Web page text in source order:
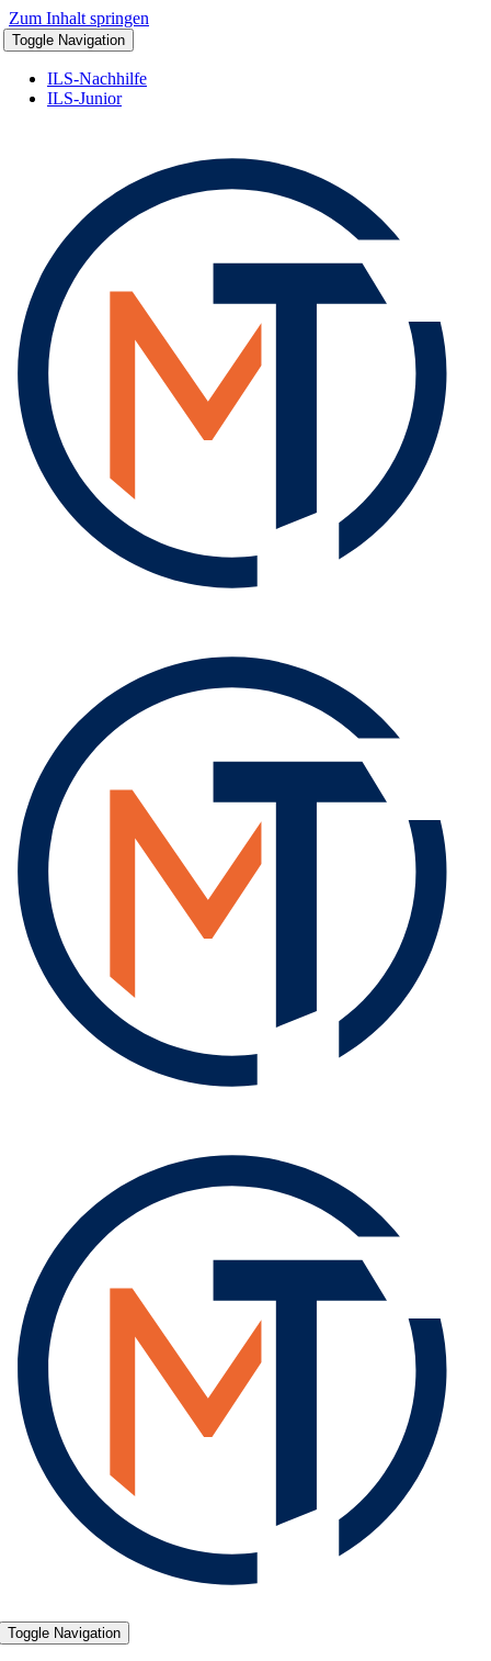
Zum Inhalt springen
Toggle Navigation
ILS-Nachhilfe
ILS-Junior
Toggle Navigation